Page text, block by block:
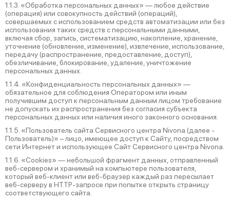
1.1.3. «Обработка персональных данных» — любое действие
(операция) или совокупность действий (операций),
совершаемых с использованием средств автоматизации или без
использования таких средств с персональными данными,
включая сбор, запись, систематизацию, накопление, хранение,
уточнение (обновление, изменение), извлечение, использование,
передачу (распространение, предоставление, доступ),
обезличивание, блокирование, удаление, уничтожение
персональных данных.
1.1.4. «Конфиденциальность персональных данных» —
обязательное для соблюдения Оператором или иным
получившим доступ к персональным данным лицом требование
не допускать их распространения без согласия субъекта
персональных данных или наличия иного законного основания.
1.1.5. «Пользователь сайта Сервисного центра Nivona (далее ‑
Пользователь)» – лицо, имеющее доступ к Сайту, посредством
сети Интернет и использующее Сайт Сервисного центра Nivona.
1.1.6. «Cookies» — небольшой фрагмент данных, отправленный
веб-сервером и хранимый на компьютере пользователя,
который веб-клиент или веб-браузер каждый раз пересылает
веб-серверу в HTTP-запросе при попытке открыть страницу
соответствующего сайта.